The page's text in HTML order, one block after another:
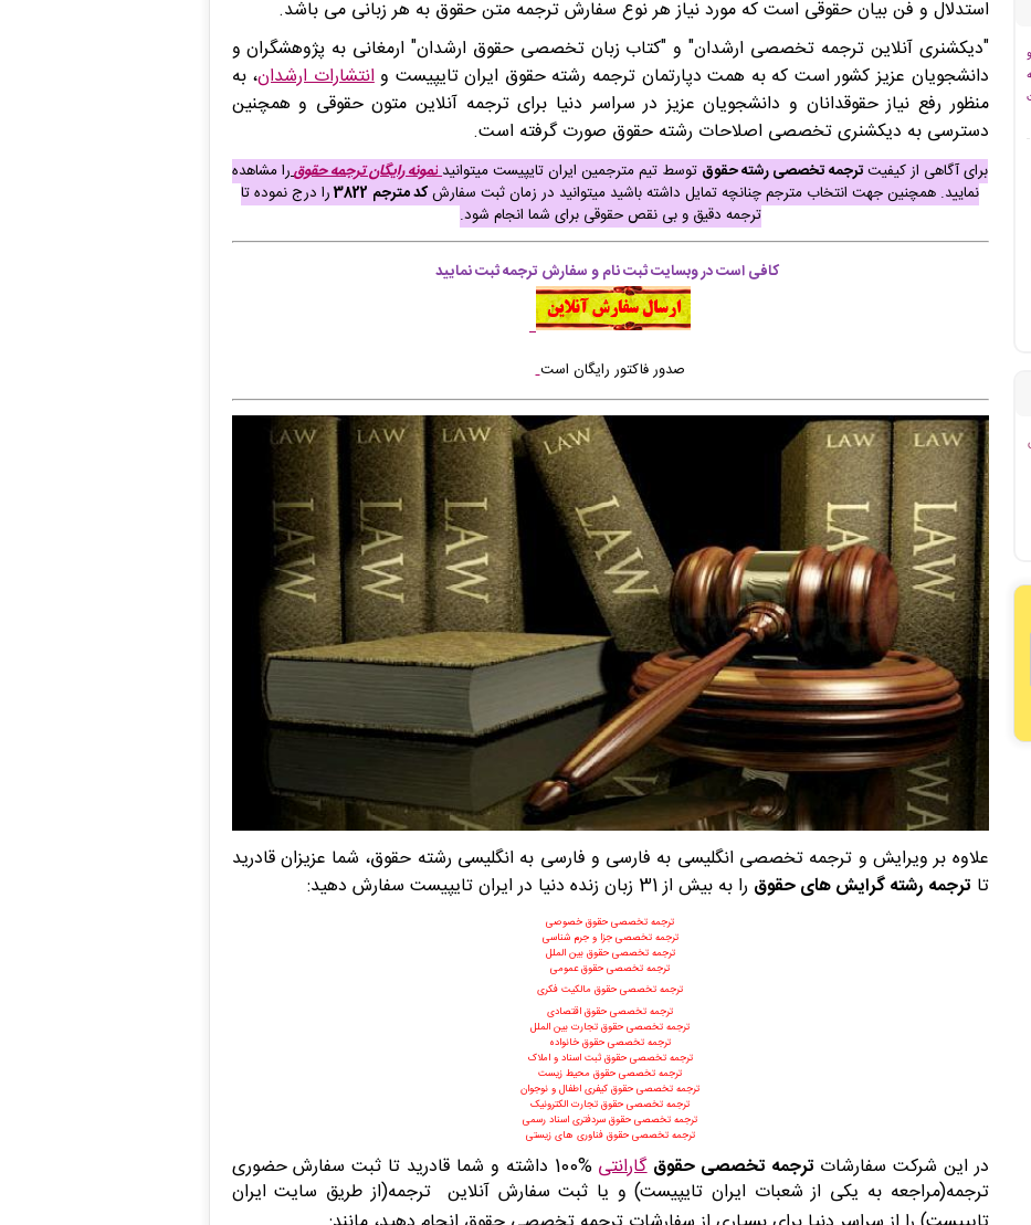
استدلال و فن بیان حقوقی است که مورد نیاز هر نوع سفارش ترجمه متن حقوق به هر زبانی می باشد.
"دیکشنریآنلاین ترجمه تخصصی ارشدان" و "کتاب زبان تخصصی حقوق ارشدان" ارمغانی به پژوهشگران و
دانشجویان عزیز کشور است که به همت دپارتمان ترجمه رشته حقوق ایران تایپیست وانتشارات ارشدان، به
منظور رفع نیاز حقوقدانان و دانشجویان عزیز در سراسر دنیا برای ترجمه آنلاین متون حقوقی و همچنین
دسترسی به دیکشنری تخصصی اصلاحات رشته حقوق صورت گرفته است.
برای آگاهی ازکیفیتترجمه تخصصی رشته حقوق توسط تیم مترجمین ایران تایپیست میتوانید نمونه رایگان ترجمه حقوقرا مشاهده
نمایید. همچنین جهت انتخاب مترجم چنانچه تمایل داشته باشید میتوانید در زمان ثبت سفارشکد مترجم 3822را درج نموده تا
ترجمه دقیق و بی نقص حقوقی برای شما انجام شود.
کافی است در وبسایت ثبت نام و سفارش ترجمه ثبت نمایید
صدور فاکتور رایگان است
علاوه بر ویرایش و ترجمه تخصصی انگلیسی به فارسی و فارسی به انگلیسی رشته حقوق، شما عزیزان قادرید
تا ترجمه رشته گرایش های حقوق را به بیش از 31 زبان زنده دنیا در ایران تایپیست سفارش دهید:
ترجمه تخصصی حقوق خصوصی
ترجمه تخصصی جزا و جرم شناسی
ترجمه تخصصی حقوق بین الملل
ترجمه تخصصی حقوق عمومی
ترجمه تخصصی حقوق مالکیت فکری
ترجمه تخصصی حقوق اقتصادی
ترجمه تخصصی حقوق تجارت بین الملل
ترجمه تخصصی حقوق خانواده
ترجمه تخصصی حقوق ثبت اسناد و املاک
ترجمه تخصصی حقوق محیط زیست
ترجمه تخصصی حقوق کیفری اطفال و نوجوان
ترجمه تخصصی حقوق تجارت الکترونیک
ترجمه تخصصی حقوق سردفتری اسناد رسمی
ترجمه تخصصی حقوق فناوری های زیستی
در این شرکت سفارشات ترجمه تخصصی حقوق گارانتی
داشته و شما قادرید تا ثبت سفارش حضوری
ترجمه(مراجعه به یکی از شعبات ایران تایپیست) و یا ثبت سفارش آنلاین ترجمه(از طریق سایت ایران